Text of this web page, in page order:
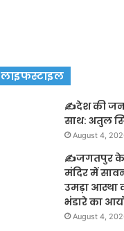
लाइफस्टाइल
✍️देश की
साथ: अतुल
August 4,
✍️जगतपुर के
मंदिर में
उमड़ा आस्था
भंडारे का
August 4,